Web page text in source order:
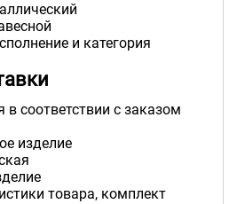
и категория
соответствии с заказом
изделие
товара, комплект